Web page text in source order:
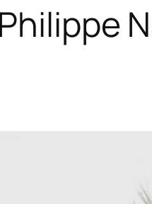
Philippe